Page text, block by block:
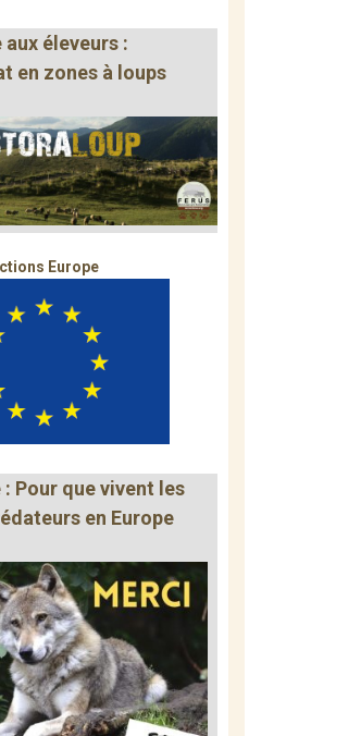
aux éleveurs :
en zones à loups
Europe
: Pour que vivent les
en Europe